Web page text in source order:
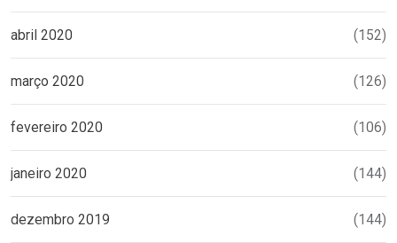
abril 2020 (152)
março 2020 (126)
fevereiro 2020 (106)
janeiro 2020 (144)
dezembro 2019 (144)